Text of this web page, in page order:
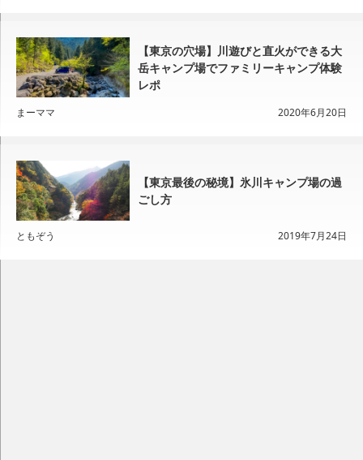
【東京の穴場】川遊びと直火ができる大
岳キャンプ場でファミリーキャンプ体験
レポ
まーママ 2020年6月20日
【東京最後の秘境】氷川キャンプ場の過
ごし方
ともぞう 2019年7月24日